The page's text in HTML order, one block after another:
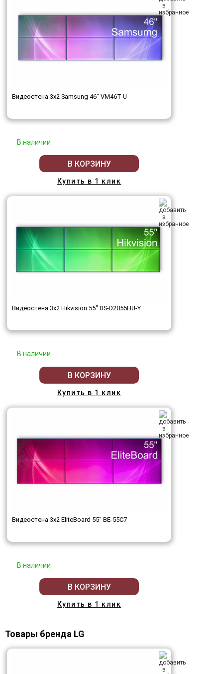
Видеостена 3x2 Samsung 46" VM46T-U
В наличии
В КОРЗИНУ
Купить в 1 клик
Видеостена 3x2 Hikvision 55" DS-D2055HU-Y
В наличии
В КОРЗИНУ
Купить в 1 клик
Видеостена 3x2 EliteBoard 55" BE-55C7
В наличии
В КОРЗИНУ
Купить в 1 клик
Товары бренда LG